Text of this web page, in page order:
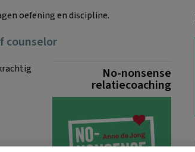
oefening en discipline.
counselor
No-nonsense
relatiecoaching